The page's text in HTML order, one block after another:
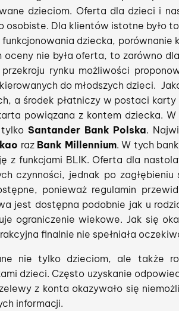
dzieciom. Oferta dla dzieci i
osobiste. Dla klientów istotne było
dziecka,
nie była oferta, to zarówno
rynku możliwości
do młodszych dzieci.
a środek płatniczy w postaci
powiązana z kontem dziecka.
tylkoSantander Bank Polska.
raz Bank Millennium. W tych
z funkcjami BLIK. Oferta dla
czynności, jednak po
ponieważ regulamin
jest dostępna podobnie jak u
ograniczenie wiekowe. Jak się
finalnie nie spełniała
nie tylko dzieciom, ale także
dzieci. Często uzyskanie
z konta okazywało się
informacji.